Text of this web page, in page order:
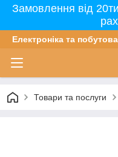
Замовлення від
Електроніка та
Товари та послуги